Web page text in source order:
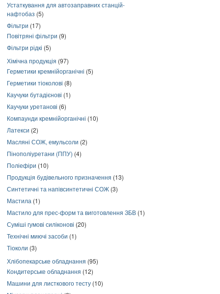
Устаткування для автозаправних станцій-
нафтобаз (5)
Фільтри (17)
Повітряні фільтри (9)
Фільтри рідкі (5)
Хімічна продукція (97)
Герметики кремнійорганічні (5)
Герметики тіоколові (8)
Каучуки бутадієнові (1)
Каучуки уретанові (6)
Компаунди кремнійорганічні (10)
Латекси (2)
Масляні СОЖ, емульсоли (2)
Пінополіуретани (ППУ) (4)
Поліефіри (10)
Продукція будівельного призначення (13)
Синтетичні та напівсинтетичні СОЖ (3)
Мастила (1)
Мастило для прес-форм та виготовлення ЗБВ (1)
Суміші гумові силіконові (20)
Технічні миючі засоби (1)
Тіоколи (3)
Хлібопекарське обладнання (95)
Кондитерське обладнання (12)
Машини для листкового тесту (10)